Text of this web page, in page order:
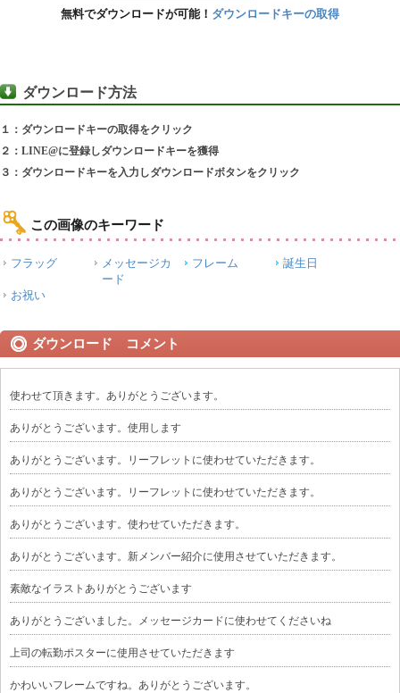
無料でダウンロードが可能！ ダウンロードキーの取得
ダウンロード方法
１：ダウンロードキーの取得をクリック
２：LINE@に登録しダウンロードキーを獲得
３：ダウンロードキーを入力しダウンロードボタンをクリック
この画像のキーワード
フラッグ
メッセージカ
ード
フレーム 誕生日
お祝い
ダウンロード コメント
使わせて頂きます。ありがとうございます。
ありがとうございます。使用します
ありがとうございます。リーフレットに使わせていただきます。
ありがとうございます。リーフレットに使わせていただきます。
ありがとうございます。使わせていただきます。
ありがとうございます。新メンバー紹介に使用させていただきます。
素敵なイラストありがとうございます
ありがとうございました。メッセージカードに使わせてくださいね
上司の転勤ポスターに使用させていただきます
かわいいフレームですね。ありがとうございます。